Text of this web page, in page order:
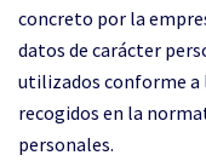
concreto por la
datos de carácter
utilizados conforme a
recogidos en la
personales.